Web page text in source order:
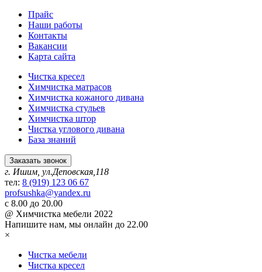
Прайс
Наши работы
Контакты
Вакансии
Карта сайта
Чистка кресел
Химчистка матрасов
Химчистка кожаного дивана
Химчистка стульев
Химчистка штор
Чистка углового дивана
База знаний
Заказать звонок
г. Ишим, ул.Деповская,118
тел: 8 (919) 123 06 67
profsushka@yandex.ru
с 8.00 до 20.00
@ Химчистка мебели 2022
Напишите нам, мы онлайн до 22.00
×
Чистка мебели
Чистка кресел